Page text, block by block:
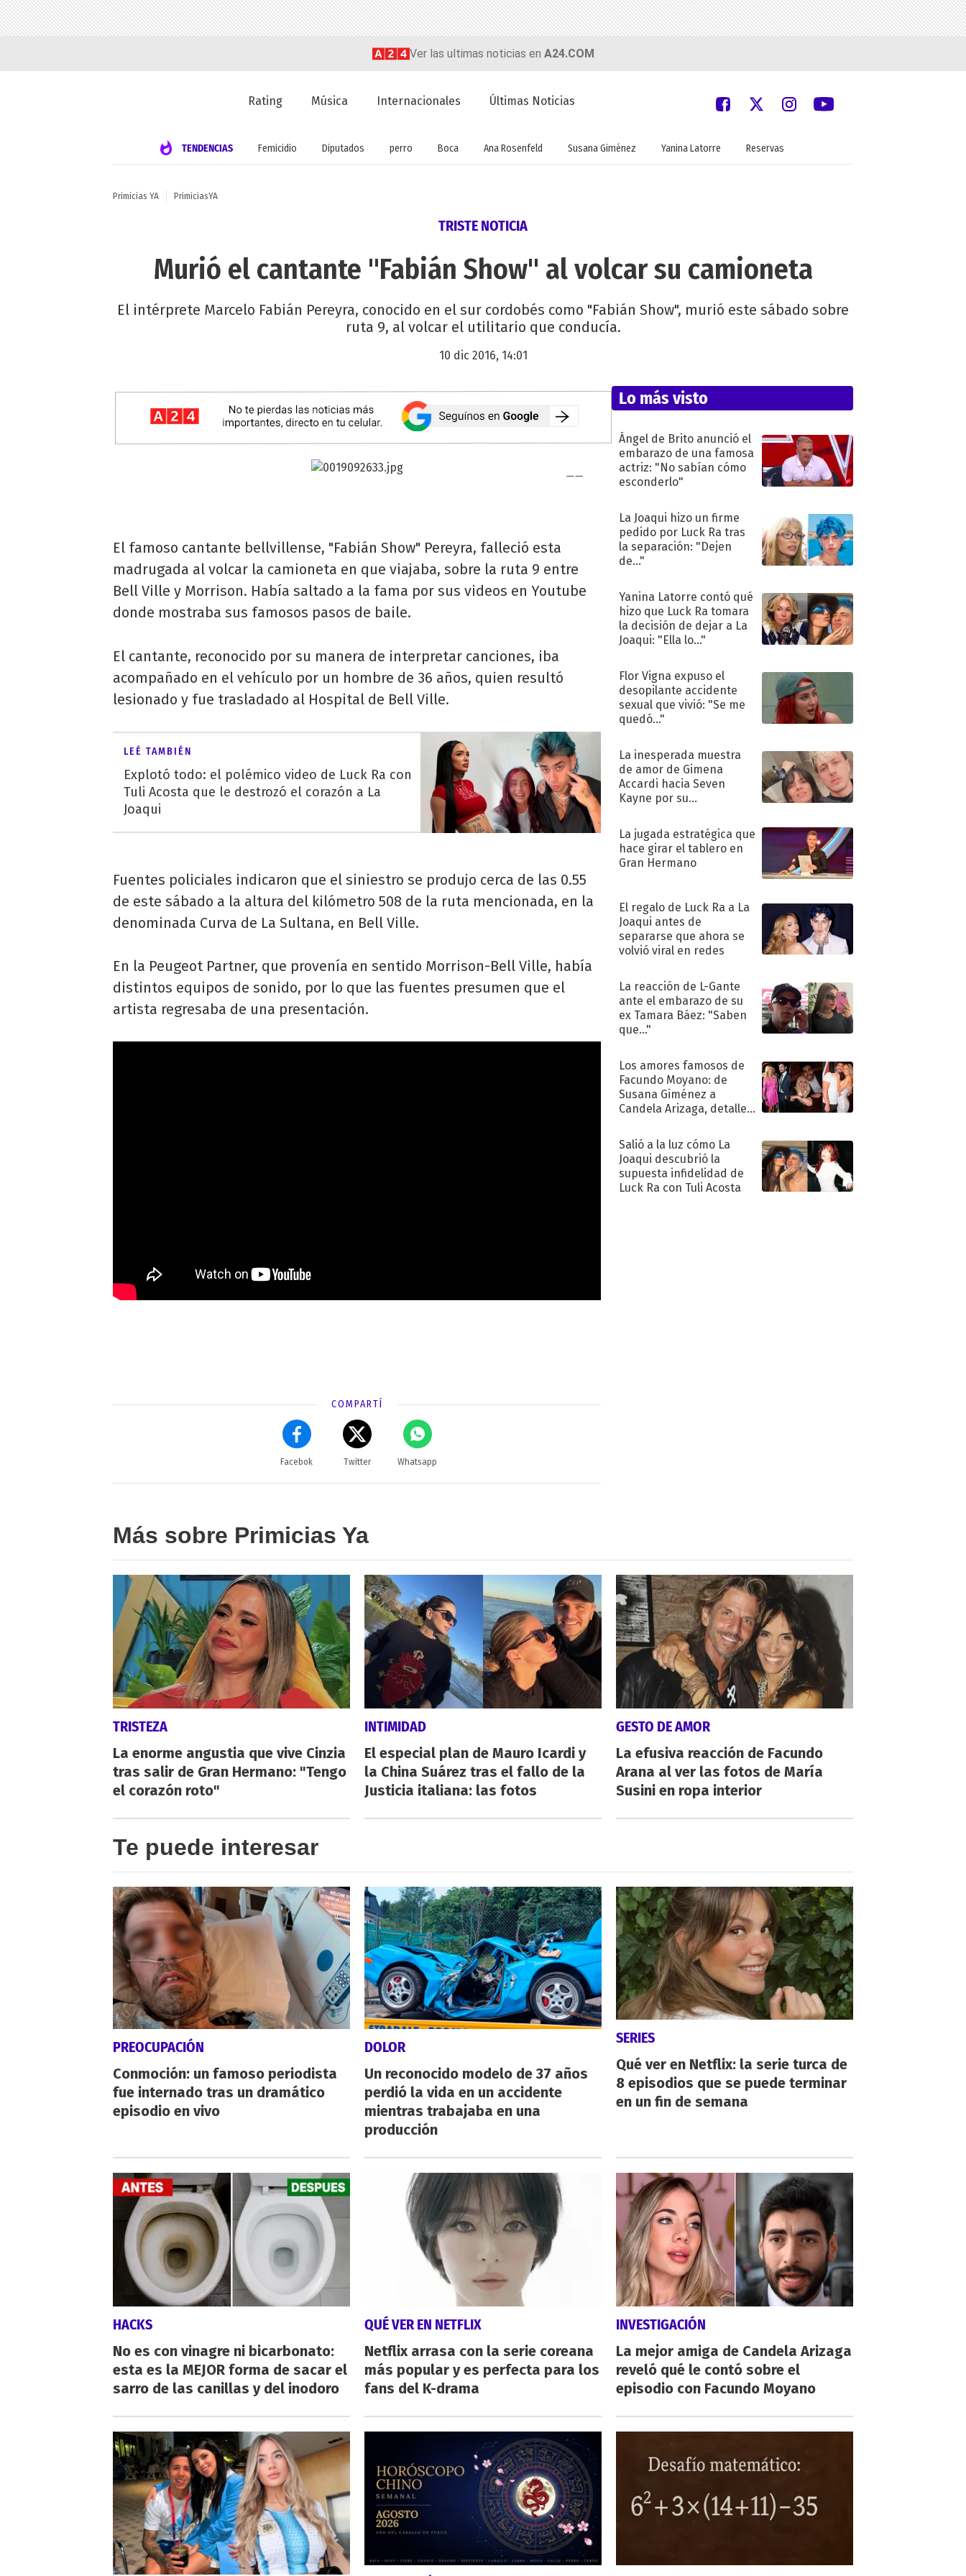
Ver las ultimas noticias en A24.COM
Rating Música Internacionales Últimas Noticias
TENDENCIAS Femicidio Diputados perro Boca Ana Rosenfeld Susana Giménez Yanina Latorre Reservas
Primicias YA PrimiciasYA
TRISTE NOTICIA
Murió el cantante "Fabián Show" al volcar su camioneta
El intérprete Marcelo Fabián Pereyra, conocido en el sur cordobés como "Fabián Show", murió este sábado sobre
ruta 9, al volcar el utilitario que conducía.
10 dic 2016, 14:01
El famoso cantante bellvillense, "Fabián Show" Pereyra, falleció esta
madrugada al volcar la camioneta en que viajaba, sobre la ruta 9 entre
Bell Ville y Morrison. Había saltado a la fama por sus videos en Youtube
donde mostraba sus famosos pasos de baile.
El cantante, reconocido por su manera de interpretar canciones, iba
acompañado en el vehículo por un hombre de 36 años, quien resultó
lesionado y fue trasladado al Hospital de Bell Ville.
LEÉ TAMBIÉN
Explotó todo: el polémico video de Luck Ra con
Tuli Acosta que le destrozó el corazón a La
Joaqui
Fuentes policiales indicaron que el siniestro se produjo cerca de las 0.55
de este sábado a la altura del kilómetro 508 de la ruta mencionada, en la
denominada Curva de La Sultana, en Bell Ville.
En la Peugeot Partner, que provenía en sentido Morrison-Bell Ville, había
distintos equipos de sonido, por lo que las fuentes presumen que el
artista regresaba de una presentación.
COMPARTÍ
Facebok Twitter Whatsapp
Lo más visto
Ángel de Brito anunció el
embarazo de una famosa
actriz: "No sabían cómo
esconderlo"
La Joaqui hizo un firme
pedido por Luck Ra tras
la separación: "Dejen
de..."
Yanina Latorre contó qué
hizo que Luck Ra tomara
la decisión de dejar a La
Joaqui: "Ella lo..."
Flor Vigna expuso el
desopilante accidente
sexual que vivió: "Se me
quedó..."
La inesperada muestra
de amor de Gimena
Accardi hacia Seven
Kayne por su
La jugada estratégica que
hace girar el tablero en
Gran Hermano
El regalo de Luck Ra a La
Joaqui antes de
separarse que ahora se
volvió viral en redes
La reacción de L-Gante
ante el embarazo de su
ex Tamara Báez: "Saben
que..."
Los amores famosos de
Facundo Moyano: de
Susana Giménez a
Candela Arizaga, detalles
sentimental
Salió a la luz cómo La
Joaqui descubrió la
supuesta infidelidad de
Luck Ra con Tuli Acosta
Más sobre Primicias Ya
TRISTEZA
La enorme angustia que vive Cinzia
tras salir de Gran Hermano: "Tengo
el corazón roto"
INTIMIDAD
El especial plan de Mauro Icardi y
la China Suárez tras el fallo de la
Justicia italiana: las fotos
GESTO DE AMOR
La efusiva reacción de Facundo
Arana al ver las fotos de María
Susini en ropa interior
Te puede interesar
PREOCUPACIÓN
Conmoción: un famoso periodista
fue internado tras un dramático
episodio en vivo
DOLOR
Un reconocido modelo de 37 años
perdió la vida en un accidente
mientras trabajaba en una
producción
SERIES
Qué ver en Netflix: la serie turca de
8 episodios que se puede terminar
en un fin de semana
HACKS
No es con vinagre ni bicarbonato:
esta es la MEJOR forma de sacar el
sarro de las canillas y del inodoro
QUÉ VER EN NETFLIX
Netflix arrasa con la serie coreana
más popular y es perfecta para los
fans del K-drama
INVESTIGACIÓN
La mejor amiga de Candela Arizaga
reveló qué le contó sobre el
episodio con Facundo Moyano